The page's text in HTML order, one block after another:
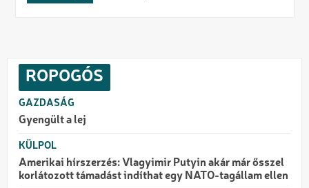
ROPOGÓS
GAZDASÁG
Gyengült a lej
KÜLPOL
Amerikai hírszerzés: Vlagyimir Putyin akár már ősszel
korlátozott támadást indíthat egy NATO-tagállam ellen